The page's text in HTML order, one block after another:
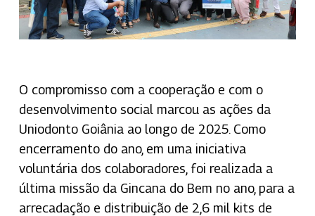
O compromisso com a cooperação e com o
desenvolvimento social marcou as ações da
Uniodonto Goiânia ao longo de 2025. Como
encerramento do ano, em uma iniciativa
voluntária dos colaboradores, foi realizada a
última missão da Gincana do Bem no ano, para a
arrecadação e distribuição de 2,6 mil kits de